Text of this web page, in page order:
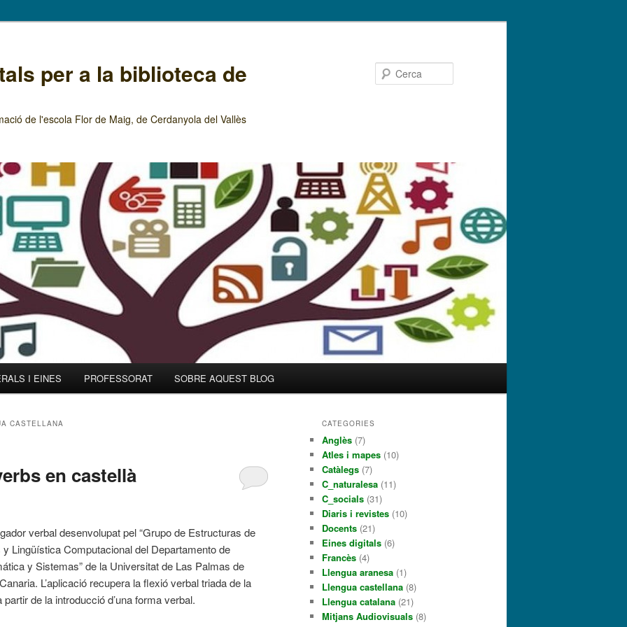
per a la biblioteca de
de l'escola Flor de Maig, de Cerdanyola del Vallès
I EINES PROFESSORAT SOBRE AQUEST BLOG
CASTELLANA
en castellà
verbal desenvolupat pel “Grupo de Estructuras de
y Lingüística Computacional del Departamento de
y Sistemas” de la Universitat de Las Palmas de
L’aplicació recupera la flexió verbal triada de la
partir de la introducció d’una forma verbal.
CATEGORIES
Anglès (7)
Atles i mapes (10)
Catàlegs (7)
C_naturalesa (11)
C_socials (31)
Diaris i revistes (10)
Docents (21)
Eines digitals (6)
Francès (4)
Llengua aranesa (1)
Llengua castellana (8)
Llengua catalana (21)
Mitjans Audiovisuals (8)